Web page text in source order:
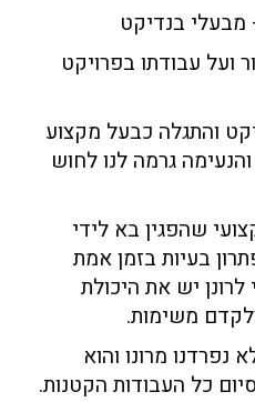
מבעלי בנדיקט
ועל עבודתו בפרויקט
והתגלה כבעל מקצוע
גרמה לנו לחוש
שהפגין בא לידי
בעיות בזמן אמת
יש את היכולת
משימות.
מרונו והוא
כל העבודות הקטנות.